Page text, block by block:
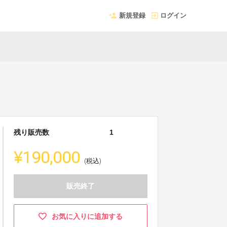
新規登録 ログイン
残り販売数 1
¥190,000 (税込)
販売終了
お気に入りに追加する